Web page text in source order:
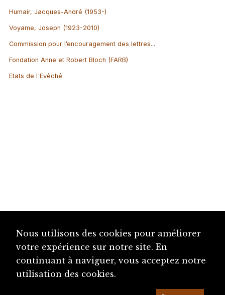
Humair, Jacques-André (1953-)
Voyame, Joseph (1923-2010)
Commission pour l’encouragement des lettres...
Fondation Anne et Robert Bloch (FARB)
Etats de l'Evêché
Nous utilisons des cookies pour améliorer
votre expérience sur notre site. En
continuant à naviguer, vous acceptez notre
utilisation des cookies.